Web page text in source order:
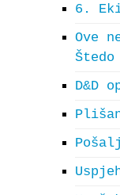
6.
Ove
Štedo
D&D